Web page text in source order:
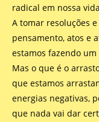
radical em nossa
A tomar resoluções
pensamento, atos e
estamos fazendo um
Mas o que é o
que estamos
energias negativas,
que nada vai dar